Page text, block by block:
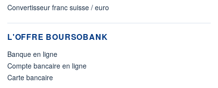
Convertisseur franc suisse / euro
L'OFFRE BOURSOBANK
Banque en ligne
Compte bancaire en ligne
Carte bancaire